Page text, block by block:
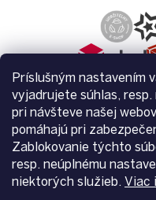
Príslušným nastavením
vyjadrujete súhlas,
pri návšteve našej
pomáhajú pri
Zablokovanie týchto
resp. neúplnému
niektorých služieb. Viac